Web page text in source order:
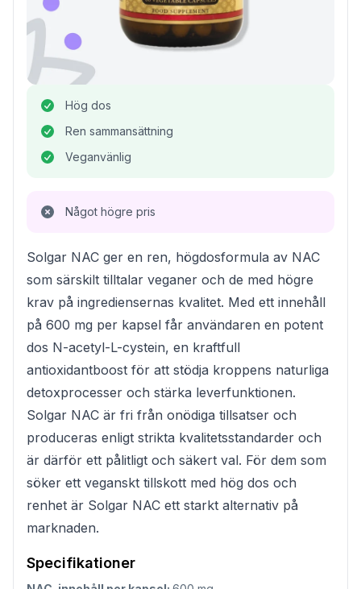
Hög dos
Ren sammansättning
Veganvänlig
Något högre pris
Solgar NAC ger en ren, högdosformula av NAC
som särskilt tilltalar veganer och de med högre
krav på ingrediensernas kvalitet. Med ett innehåll
på 600 mg per kapsel får användaren en potent
dos N-acetyl-L-cystein, en kraftfull
antioxidantboost för att stödja kroppens naturliga
detoxprocesser och stärka leverfunktionen.
Solgar NAC är fri från onödiga tillsatser och
produceras enligt strikta kvalitetsstandarder och
är därför ett pålitligt och säkert val. För dem som
söker ett veganskt tillskott med hög dos och
renhet är Solgar NAC ett starkt alternativ på
marknaden.
Specifikationer